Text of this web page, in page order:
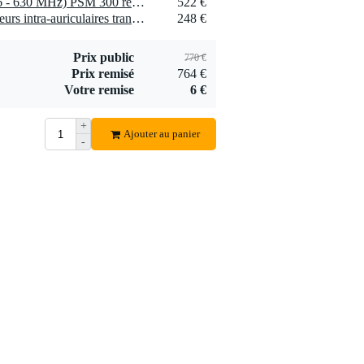
Ajouter
1 x Shure SE425-CL écouteurs intra-auriculaires transparents
248 €
Prix public 770 €
Prix remisé
764 €
Votre remise
6 €
+
-
Ajouter au panier